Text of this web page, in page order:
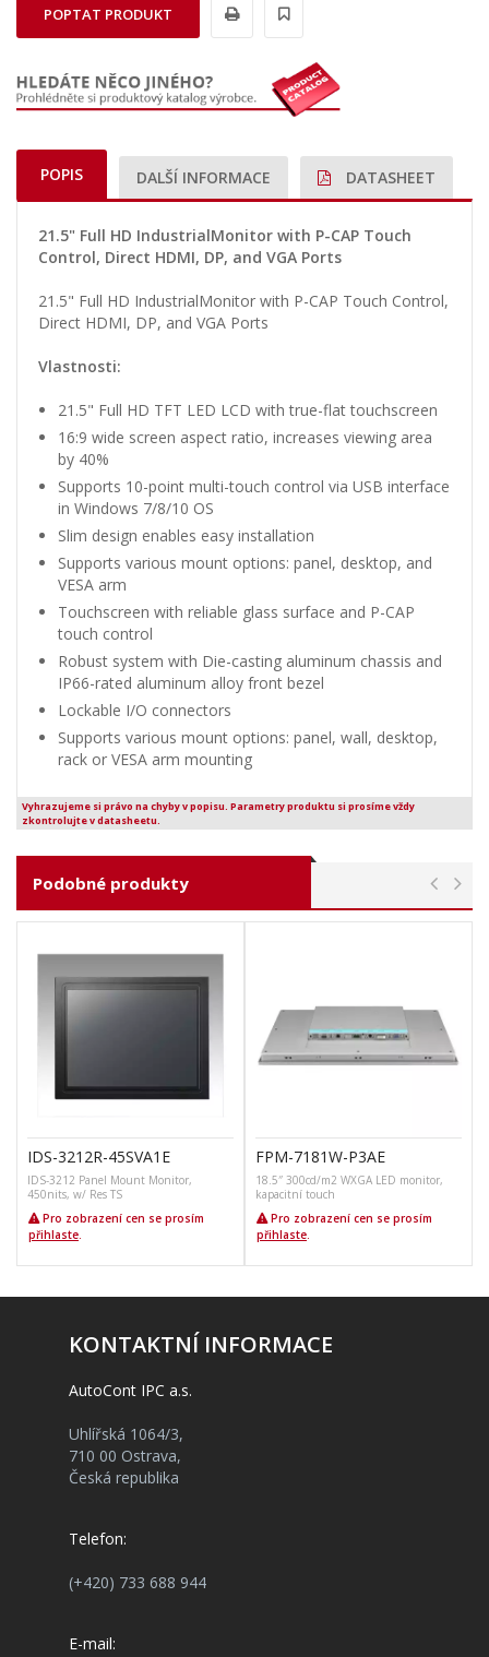
POPTAT PRODUKT
POPIS DALŠÍ INFORMACE DATASHEET
21.5" Full HD IndustrialMonitor with P-CAP Touch
Control, Direct HDMI, DP, and VGA Ports
21.5" Full HD IndustrialMonitor with P-CAP Touch Control,
Direct HDMI, DP, and VGA Ports
Vlastnosti:
21.5" Full HD TFT LED LCD with true-flat touchscreen
16:9 wide screen aspect ratio, increases viewing area
by 40%
Supports 10-point multi-touch control via USB interface
in Windows 7/8/10 OS
Slim design enables easy installation
Supports various mount options: panel, desktop, and
VESA arm
Touchscreen with reliable glass surface and P-CAP
touch control
Robust system with Die-casting aluminum chassis and
IP66-rated aluminum alloy front bezel
Lockable I/O connectors
Supports various mount options: panel, wall, desktop,
rack or VESA arm mounting
Vyhrazujeme si právo na chyby v popisu. Parametry produktu si prosíme vždy
zkontrolujte v datasheetu.
Podobné produkty
IDS-3212R-45SVA1E
IDS-3212 Panel Mount Monitor,
450nits, w/ Res TS
Pro zobrazení cen se prosím
přihlaste.
FPM-7181W-P3AE
18.5″ 300cd/m2 WXGA LED monitor,
kapacitní touch
Pro zobrazení cen se prosím
přihlaste.
KONTAKTNÍ INFORMACE
AutoCont IPC a.s.
Uhlířská 1064/3,
710 00 Ostrava,
Česká republika
Telefon:
(+420) 733 688 944
E-mail: